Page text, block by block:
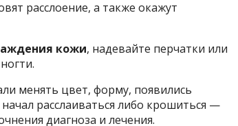
расслоение, а также окажут
кожи, надевайте перчатки или
менять цвет, форму, появились
расслаиваться либо крошиться —
диагноза и лечения.